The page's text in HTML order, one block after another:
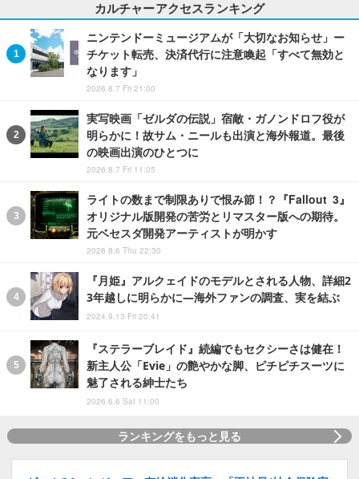
カルチャーアクセスランキング
ニンテンドーミュージアムが「大切なお知らせ」ー
チケット転売、決済代行に注意喚起「すべて無効と
なります」
2026.8.7 Fri 21:00
実写映画「ゼルダの伝説」宿敵・ガノンドロフ役が
明らかに！故サム・ニールも出演と海外報道。最後
の映画出演のひとつに
2026.8.7 Fri 11:05
ライトの数まで制限ありで恨み節！？『Fallout 3』
オリジナル版開発の苦労とリマスター版への期待。
元ベセスダ開発アーティストが明かす
2026.8.6 Thu 22:30
『月姫』アルクェイドのモデルとされる人物、詳細2
3年越しに明らかに―海外ファンの調査、実を結ぶ
2024.9.13 Fri 20:41
『ステラーブレイド』続編でもセクシーさは健在！
新主人公「Evie」の艶やかな脚、ピチピチスーツに
魅了される紳士たち
2026.6.6 Sat 11:00
ランキングをもっと見る